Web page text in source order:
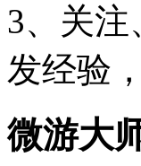
3、关
发经验
微游大